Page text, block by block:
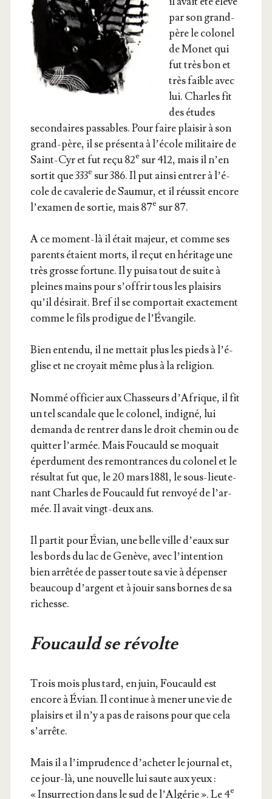
par son grand-
père le colo­nel
de Monet qui
fut très bon et
très faible avec
lui. Charles fit
des études
secon­daires pas­sables. Pour faire plai­sir à son
grand-père, il se pré­sen­ta à l’é­cole mili­taire de
Saint-Cyr et fut reçu 82e sur 412, mais il n’en
sor­tit que 333e sur 386. Il put ain­si entrer à l’é­
cole de cava­le­rie de Sau­mur, et il réus­sit encore
l’exa­men de sor­tie, mais 87e sur 87.
A ce moment-là il était majeur, et comme ses
parents étaient morts, il reçut en héri­tage une
très grosse for­tune. Il y pui­sa tout de suite à
pleines mains pour s’of­frir tous les plai­sirs
qu’il dési­rait. Bref il se com­por­tait exac­te­ment
comme le fils pro­digue de l’Évangile.
Bien enten­du, il ne met­tait plus les pieds à l’é­
glise et ne croyait même plus à la religion.
Nom­mé offi­cier aux Chas­seurs d’A­frique, il fit
un tel scan­dale que le colo­nel, indi­gné, lui
deman­da de ren­trer dans le droit che­min ou de
quit­ter l’ar­mée. Mais Fou­cauld se moquait
éper­du­ment des remon­trances du colo­nel et le
résul­tat fut que, le 20 mars 1881, le sous-lieu­te­
nant Charles de Fou­cauld fut ren­voyé de l’ar­
mée. Il avait vingt-deux ans.
Il par­tit pour Évian, une belle ville d’eaux sur
les bords du lac de Genève, avec l’in­ten­tion
bien arrê­tée de pas­ser toute sa vie à dépen­ser
beau­coup d’argent et à jouir sans bornes de sa
richesse.
Foucauld se révolte
Trois mois plus tard, en juin, Fou­cauld est
encore à Évian. Il conti­nue à mener une vie de
plai­sirs et il n’y a pas de rai­sons pour que cela
s’arrête.
Mais il a l’im­pru­dence d’a­che­ter le jour­nal et,
ce jour-là, une nou­velle lui saute aux yeux :
« Insur­rec­tion dans le sud de l’Al­gé­rie ». Le 4e